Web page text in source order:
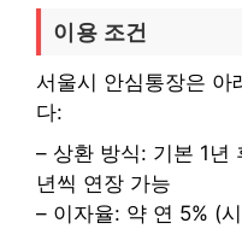
이용 조건
서울시 안심통장은 아
다:
– 상환 방식: 기본 1년
년씩 연장 가능
– 이자율: 약 연 5% (